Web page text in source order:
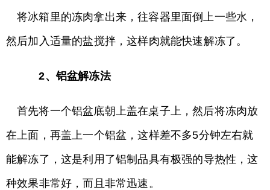
将冰箱里的冻肉拿出来，往容器里面倒上一些水，
然后加入适量的盐搅拌，这样肉就能快速解冻了。
2、铝盆解冻法
首先将一个铝盆底朝上盖在桌子上，然后将冻肉放
在上面，再盖上一个铝盆，这样差不多5分钟左右就
能解冻了，这是利用了铝制品具有极强的导热性，这
种效果非常好，而且非常迅速。